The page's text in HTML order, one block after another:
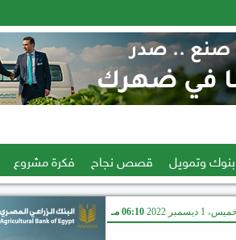
بنوك وتمويل قصص نجاح فكرة مشروع
1 ديسمبر 2022 06:10 مـ